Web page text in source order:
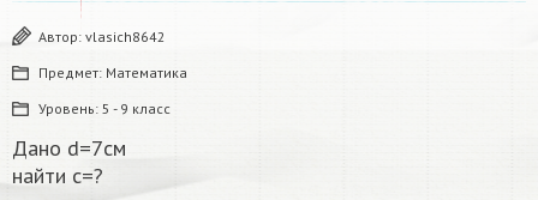
Автор: vlasich8642
Предмет: Математика
Уровень: 5 - 9 класс
Дано d=7см
найти с=?​